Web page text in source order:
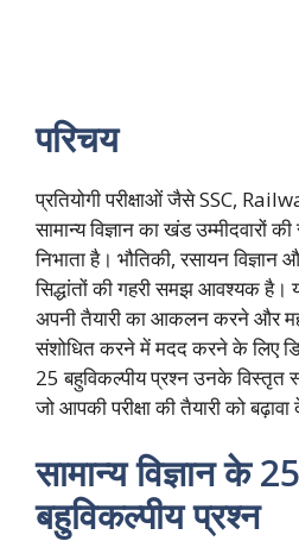
परिचय
प्रतियोगी परीक्षाओं जैसे SSC,
सामान्य विज्ञान का खंड उम्मीदवारों
निभाता है। भौतिकी, रसायन विज्ञान
सिद्धांतों की गहरी समझ आवश्यक है।
अपनी तैयारी का आकलन करने और
संशोधित करने में मदद करने के लिए
25 बहुविकल्पीय प्रश्न उनके विस्तृत
जो आपकी परीक्षा की तैयारी को बढ़ावा
सामान्य विज्ञान के
बहुविकल्पीय प्रश्न